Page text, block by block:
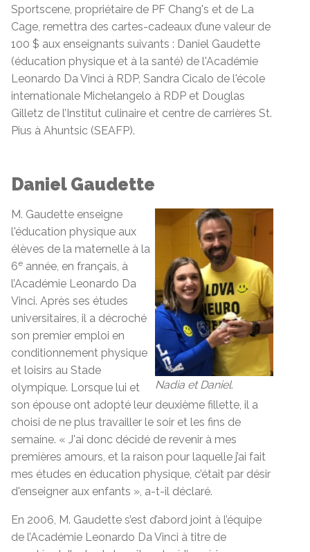
Sportscene, propriétaire de PF Chang's et de La
Cage, remettra des cartes-cadeaux d’une valeur de
100 $ aux enseignants suivants : Daniel Gaudette
(éducation physique et à la santé) de l'Académie
Leonardo Da Vinci à RDP, Sandra Cicalo de l'école
internationale Michelangelo à RDP et Douglas
Gilletz de l’Institut culinaire et centre de carrières St.
Pius à Ahuntsic (SEAFP).
Daniel Gaudette
Nadia et Daniel.
M. Gaudette enseigne
l'éducation physique aux
élèves de la maternelle à la
6e année, en français, à
l’Académie Leonardo Da
Vinci. Après ses études
universitaires, il a décroché
son premier emploi en
conditionnement physique
et loisirs au Stade
olympique. Lorsque lui et
son épouse ont adopté leur deuxième fillette, il a
choisi de ne plus travailler le soir et les fins de
semaine. « J'ai donc décidé de revenir à mes
premières amours, et la raison pour laquelle j’ai fait
mes études en éducation physique, c’était par désir
d'enseigner aux enfants », a-t-il déclaré.
En 2006, M. Gaudette s’est d’abord joint à l’équipe
de l’Académie Leonardo Da Vinci à titre de